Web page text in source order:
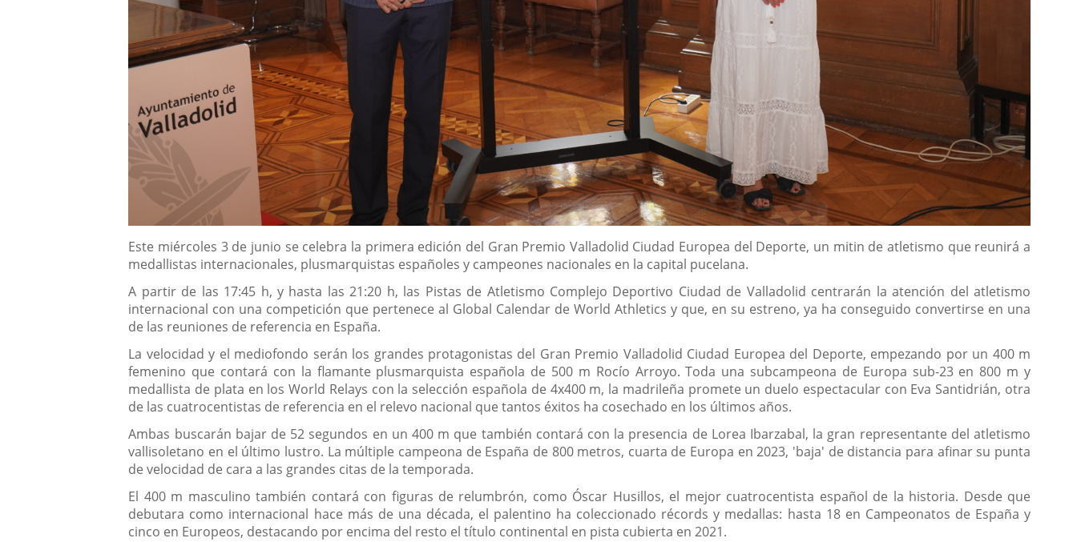
Descripción
Este miércoles 3 de junio se celebra la primera edición del Gran Premio Valladolid Ciudad Europea del Deporte, un mitin de atletismo que reunirá a
medallistas internacionales, plusmarquistas españoles y campeones nacionales en la capital pucelana.
A partir de las 17:45 h, y hasta las 21:20 h, las Pistas de Atletismo Complejo Deportivo Ciudad de Valladolid centrarán la atención del atletismo
internacional con una competición que pertenece al Global Calendar de World Athletics y que, en su estreno, ya ha conseguido convertirse en una
de las reuniones de referencia en España.
La velocidad y el mediofondo serán los grandes protagonistas del Gran Premio Valladolid Ciudad Europea del Deporte, empezando por un 400 m
femenino que contará con la flamante plusmarquista española de 500 m Rocío Arroyo. Toda una subcampeona de Europa sub-23 en 800 m y
medallista de plata en los World Relays con la selección española de 4x400 m, la madrileña promete un duelo espectacular con Eva Santidrián, otra
de las cuatrocentistas de referencia en el relevo nacional que tantos éxitos ha cosechado en los últimos años.
Ambas buscarán bajar de 52 segundos en un 400 m que también contará con la presencia de Lorea Ibarzabal, la gran representante del atletismo
vallisoletano en el último lustro. La múltiple campeona de España de 800 metros, cuarta de Europa en 2023, 'baja' de distancia para afinar su punta
de velocidad de cara a las grandes citas de la temporada.
El 400 m masculino también contará con figuras de relumbrón, como Óscar Husillos, el mejor cuatrocentista español de la historia. Desde que
debutara como internacional hace más de una década, el palentino ha coleccionado récords y medallas: hasta 18 en Campeonatos de España y
cinco en Europeos, destacando por encima del resto el título continental en pista cubierta en 2021.